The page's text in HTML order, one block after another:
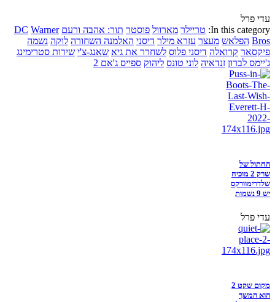
עדי פרל
In this category: טריילר מארוול פוסטר תור: אהבה ורעם DC Warner
Bros הפלאש מעצר עזרא מילר דיסני האלמנה השחורה לוקה נשמה
פיקסאר קרואלה דיסני פלוס לשחרר את גיא שאנג-צ'י שירות סטרימינג
ג'יימס לברון זנדאיה לוני טונס ליהוק ספייס ג'אם 2
החתול של
שרק 2 מוכיח
שלדרימוורקס
יש 9 נשמות
עדי פרל
מקום שקט 2
הוא המשך